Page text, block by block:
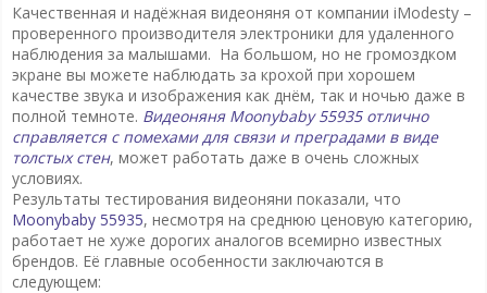
Качественная и надёжная видеоняня от компании iModesty –
проверенного производителя электроники для удаленного
наблюдения за малышами. На большом, но не громоздком
экране вы можете наблюдать за крохой при хорошем
качестве звука и изображения как днём, так и ночью даже в
полной темноте. Видеоняня Moonybaby 55935 отлично
справляется с помехами для связи и преградами в виде
толстых стен, может работать даже в очень сложных
условиях.
Результаты тестирования видеоняни показали, что
Moonybaby 55935, несмотря на среднюю ценовую категорию,
работает не хуже дорогих аналогов всемирно известных
брендов. Её главные особенности заключаются в
следующем: